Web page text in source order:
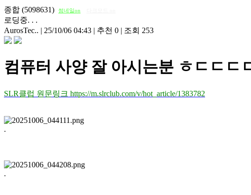
종합 (5098631) 썸네일on
로딩중. . .
AurosTec.. | 25/10/06 04:43 | 추천 0 | 조회 253
컴퓨터 사양 잘 아시는분 ㅎㄷㄷㄷ
SLR클럽 원문링크 https://m.slrclub.com/v/hot_article/1383782
.
.